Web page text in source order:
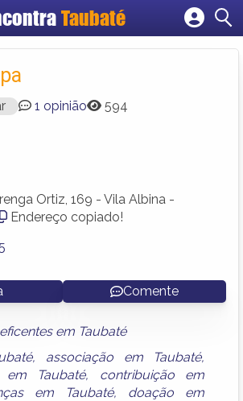
Taubaté
Cadastrar empresa
1 opinião 594
Ortiz, 169 - Vila Albina -
Endereço copiado!
Comente
em Taubaté
, associação em Taubaté,
em Taubaté, contribuição em
em Taubaté, doação em